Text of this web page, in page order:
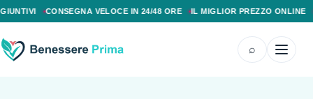
CONSEGNA VELOCE IN 24/48 ORE IL MIGLIOR PREZZO ONLINE
⌕